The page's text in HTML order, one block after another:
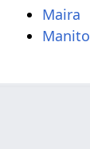
Maira
Manito